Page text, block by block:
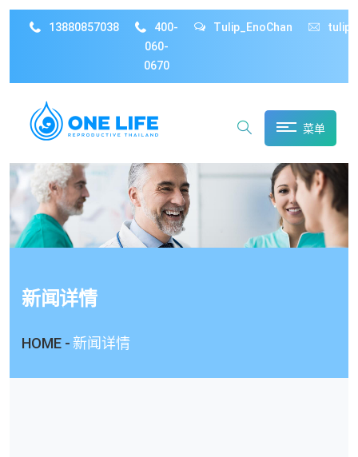
13880857038
400-
060-
0670
Tulip_EnoChan
菜单
新闻详情
HOME - 新闻详情